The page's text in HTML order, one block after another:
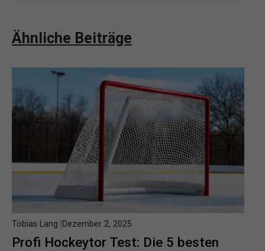
Ähnliche Beiträge
Profi Hockeytor Test: Die 5 besten
Tobias Lang Dezember 2, 2025